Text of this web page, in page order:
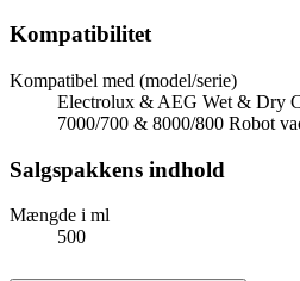
Kompatibilitet
Kompatibel med (model/serie)
Electrolux & AEG Wet & Dry
7000/700 & 8000/800 Robot
Salgspakkens indhold
Mængde i ml
500